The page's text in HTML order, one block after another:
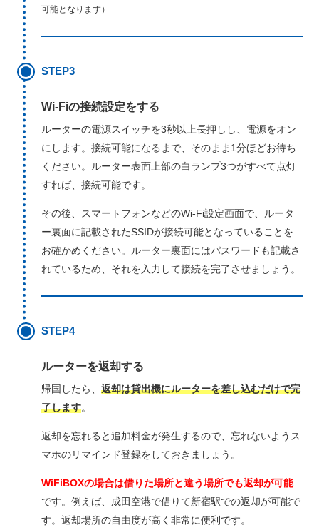
可能となります）
STEP3
Wi-Fiの接続設定をする
ルーターの電源スイッチを3秒以上長押しし、電源をオン
にします。接続可能になるまで、そのまま1分ほどお待ち
ください。ルーター表面上部の白ランプ3つがすべて点灯
すれば、接続可能です。
その後、スマートフォンなどのWi-Fi設定画面で、ルータ
ー裏面に記載されたSSIDが接続可能となっていることを
お確かめください。ルーター裏面にはパスワードも記載さ
れているため、それを入力して接続を完了させましょう。
STEP4
ルーターを返却する
帰国したら、 返却は貸出機にルーターを差し込むだけで完
了します。
返却を忘れると追加料金が発生するので、忘れないようス
マホのリマインド登録をしておきましょう。
WiFiBOXの場合は借りた場所と違う場所でも返却が可能
です。例えば、成田空港で借りて新宿駅での返却が可能で
す。返却場所の自由度が高く非常に便利です。